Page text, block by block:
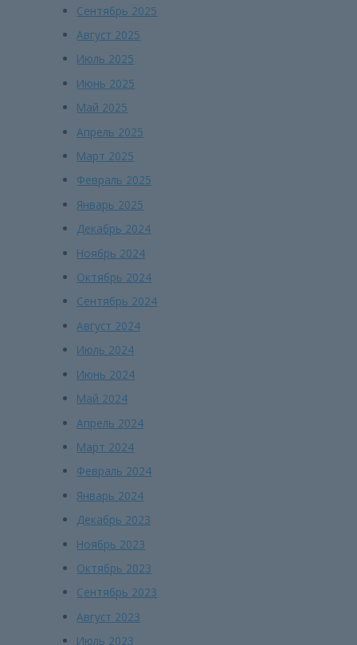
Сентябрь 2025
Август 2025
Июль 2025
Июнь 2025
Май 2025
Апрель 2025
Март 2025
Февраль 2025
Январь 2025
Декабрь 2024
Ноябрь 2024
Октябрь 2024
Сентябрь 2024
Август 2024
Июль 2024
Июнь 2024
Май 2024
Апрель 2024
Март 2024
Февраль 2024
Январь 2024
Декабрь 2023
Ноябрь 2023
Октябрь 2023
Сентябрь 2023
Август 2023
Июль 2023